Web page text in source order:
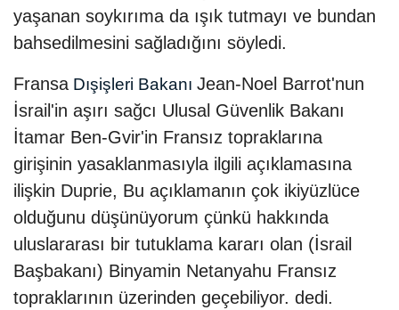
yaşanan soykırıma da ışık tutmayı ve bundan
bahsedilmesini sağladığını söyledi.
Fransa Dışişleri Bakanı Jean-Noel Barrot'nun
İsrail'in aşırı sağcı Ulusal Güvenlik Bakanı
İtamar Ben-Gvir'in Fransız topraklarına
girişinin yasaklanmasıyla ilgili açıklamasına
ilişkin Duprie, Bu açıklamanın çok ikiyüzlüce
olduğunu düşünüyorum çünkü hakkında
uluslararası bir tutuklama kararı olan (İsrail
Başbakanı) Binyamin Netanyahu Fransız
topraklarının üzerinden geçebiliyor. dedi.